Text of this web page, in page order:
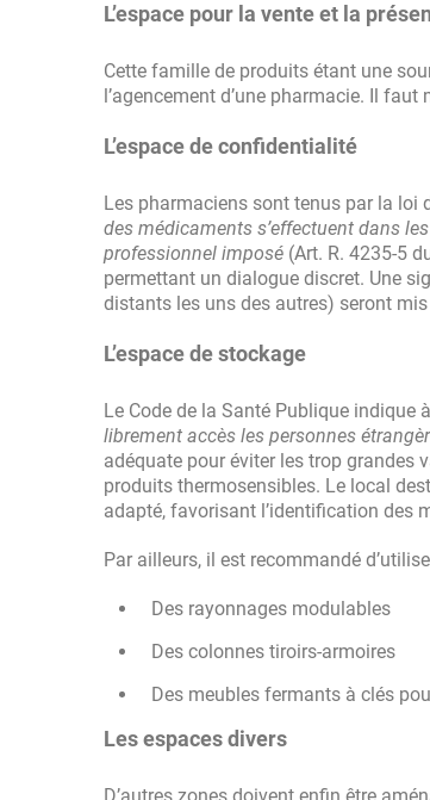
L’espace pour la vente et la
Cette famille de produits étant une
l’agencement d’une pharmacie. Il
L’espace de confidentialité
Les pharmaciens sont tenus par la loi
des médicaments s’effectuent dans
professionnel imposé (Art. R. 4235-5
permettant un dialogue discret. Une
distants les uns des autres) seront
L’espace de stockage
Le Code de la Santé Publique indique
librement accès les personnes
adéquate pour éviter les trop grandes
produits thermosensibles. Le local
adapté, favorisant l’identification des
Par ailleurs, il est recommandé
Des rayonnages modulables
Des colonnes tiroirs-armoires
Des meubles fermants à clés
Les espaces divers